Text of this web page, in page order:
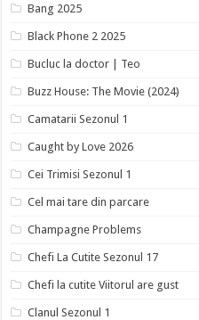
Bang 2025
Black Phone 2 2025
Bucluc la doctor | Teo
Buzz House: The Movie (2024)
Camatarii Sezonul 1
Caught by Love 2026
Cei Trimisi Sezonul 1
Cel mai tare din parcare
Champagne Problems
Chefi La Cutite Sezonul 17
Chefi la cutite Viitorul are gust
Clanul Sezonul 1